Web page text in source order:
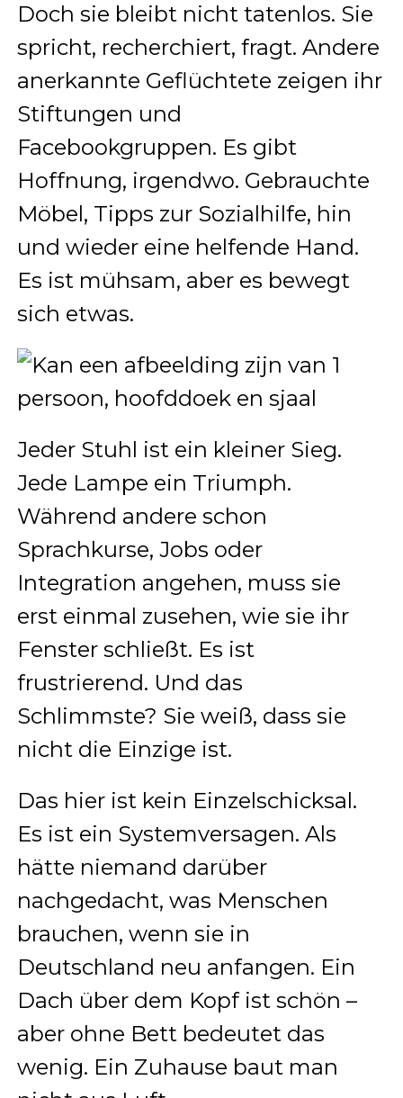
Doch sie bleibt nicht tatenlos. Sie
spricht, recherchiert, fragt. Andere
anerkannte Geflüchtete zeigen ihr
Stiftungen und
Facebookgruppen. Es gibt
Hoffnung, irgendwo. Gebrauchte
Möbel, Tipps zur Sozialhilfe, hin
und wieder eine helfende Hand.
Es ist mühsam, aber es bewegt
sich etwas.
Jeder Stuhl ist ein kleiner Sieg.
Jede Lampe ein Triumph.
Während andere schon
Sprachkurse, Jobs oder
Integration angehen, muss sie
erst einmal zusehen, wie sie ihr
Fenster schließt. Es ist
frustrierend. Und das
Schlimmste? Sie weiß, dass sie
nicht die Einzige ist.
Das hier ist kein Einzelschicksal.
Es ist ein Systemversagen. Als
hätte niemand darüber
nachgedacht, was Menschen
brauchen, wenn sie in
Deutschland neu anfangen. Ein
Dach über dem Kopf ist schön –
aber ohne Bett bedeutet das
wenig. Ein Zuhause baut man